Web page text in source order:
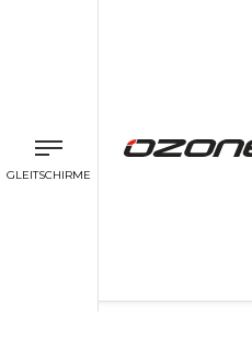
GLEITSCHIRME